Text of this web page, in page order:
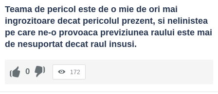
Teama de pericol este de o mie de ori mai
ingrozitoare decat pericolul prezent, si nelinistea
pe care ne-o provoaca previziunea raului este mai
de nesuportat decat raul insusi.
0 172